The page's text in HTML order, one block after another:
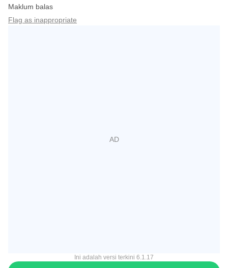
Maklum balas
Flag as inappropriate
Ini adalah versi terkini 6.1.17